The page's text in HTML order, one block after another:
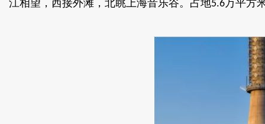
江相望，西接外滩，北眺上海音乐谷。占地5.6万平方米